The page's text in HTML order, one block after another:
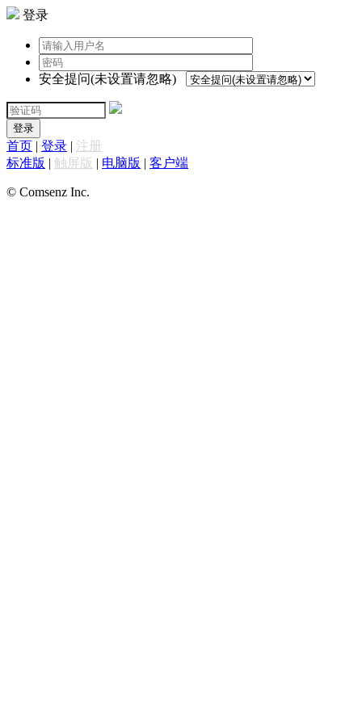
登录
安全提问(未设置请忽略)
登录
首页 | 登录 | 注册
标准版 | 触屏版 | 电脑版 | 客户端
© Comsenz Inc.